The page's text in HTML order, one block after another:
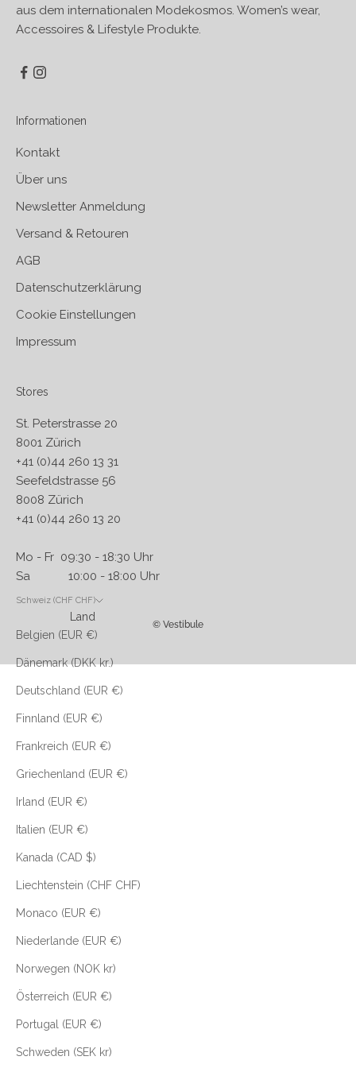
aus dem internationalen Modekosmos. Women’s wear,
Accessoires & Lifestyle Produkte.
Informationen
Kontakt
Über uns
Newsletter Anmeldung
Versand & Retouren
AGB
Datenschutzerklärung
Cookie Einstellungen
Impressum
Stores
St. Peterstrasse 20
8001 Zürich
+41 (0)44 260 13 31
Seefeldstrasse 56
8008 Zürich
+41 (0)44 260 13 20
Mo - Fr 09:30 - 18:30 Uhr
Sa 10:00 - 18:00 Uhr
Schweiz (CHF CHF)
Land
Belgien (EUR €)
Dänemark (DKK kr.)
Deutschland (EUR €)
Finnland (EUR €)
Frankreich (EUR €)
Griechenland (EUR €)
Irland (EUR €)
Italien (EUR €)
Kanada (CAD $)
Liechtenstein (CHF CHF)
Monaco (EUR €)
Niederlande (EUR €)
Norwegen (NOK kr)
Österreich (EUR €)
Portugal (EUR €)
Schweden (SEK kr)
© Vestibule